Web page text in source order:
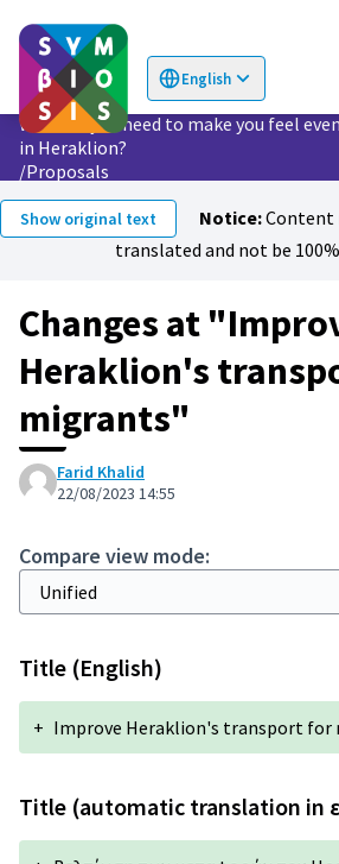
English
Choose language
What do you need to make you feel
in Heraklion?
/Proposals
Show original text Notice:Content
translated and not be
Changes at
Heraklion's
migrants"
Farid Khalid
22/08/2023 14:55
Compare view mode:
Title (English)
+ Improve Heraklion's transport for
Title (automatic translation in